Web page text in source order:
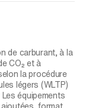
de carburant, à la
CO₂ et à
la procédure
légers (WLTP)
équipements